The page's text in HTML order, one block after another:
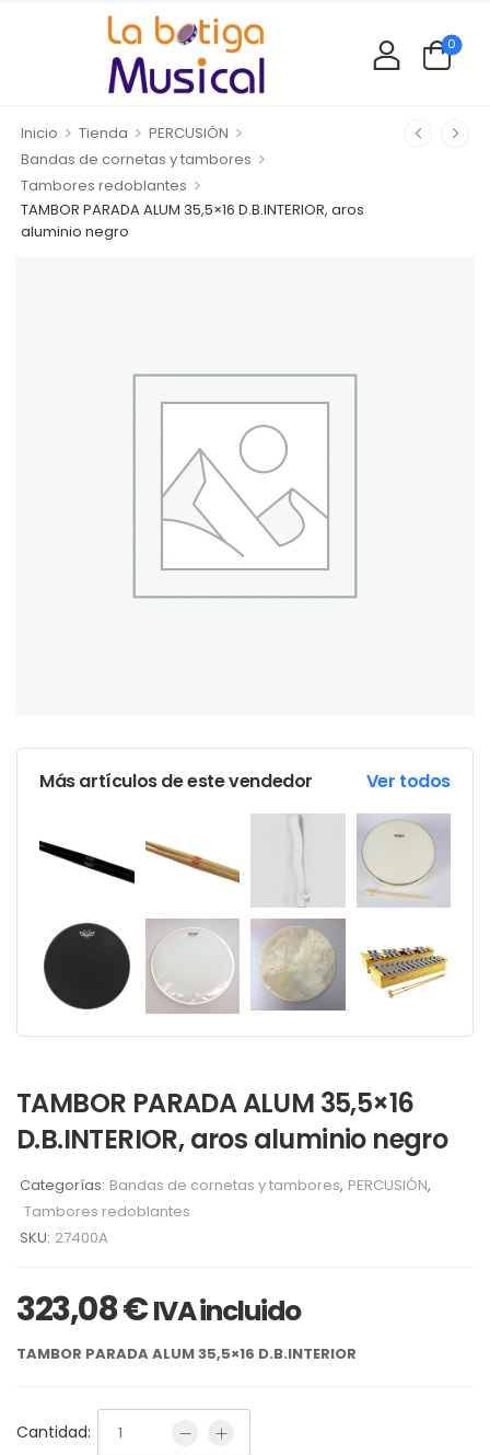
0
Inicio > Tienda > PERCUSIÓN >
Bandas de cornetas y tambores >
Tambores redoblantes >
TAMBOR PARADA ALUM 35,5×16 D.B.INTERIOR, aros
aluminio negro
Más artículos de este vendedor Ver todos
TAMBOR PARADA ALUM 35,5×16
D.B.INTERIOR, aros aluminio negro
Categorías: Bandas de cornetas y tambores, PERCUSIÓN,
Tambores redoblantes
SKU: 27400A
323,08€ IVA incluido
TAMBOR PARADA ALUM 35,5×16 D.B.INTERIOR
Cantidad: